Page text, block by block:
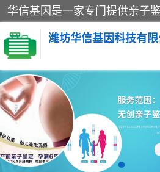
潍坊华信基因科技有限
亲子鉴定
隐私亲子鉴定
孕期亲子鉴定